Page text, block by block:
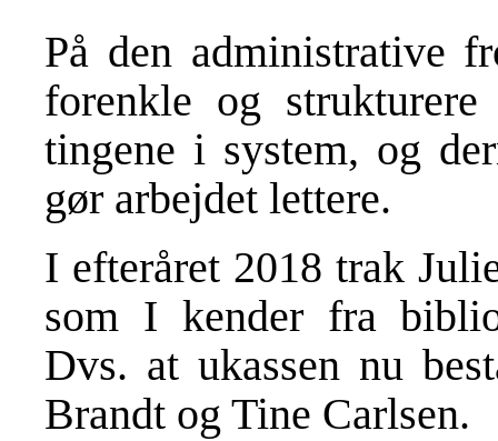
På den administrative
forenkle og
tingene i system, og
gør arbejdet lettere.
I efteråret 2018 trak
som I kender fra
Dvs. at ukassen nu
Brandt og Tine Carlsen.